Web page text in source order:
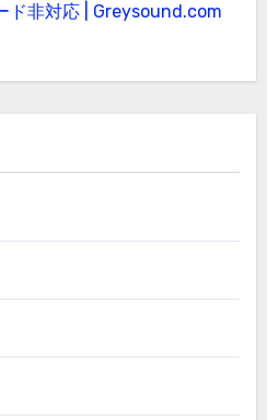
ド非対応 | Greysound.com